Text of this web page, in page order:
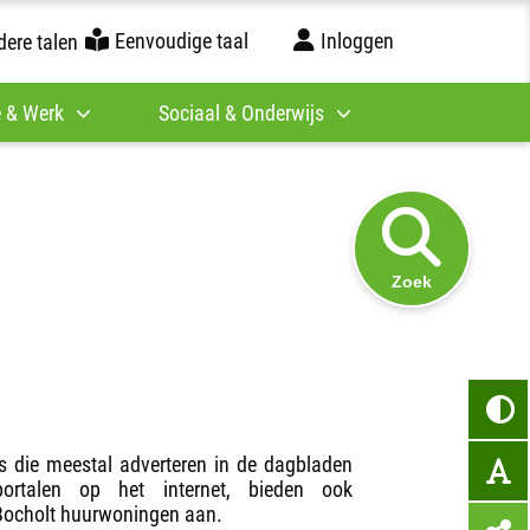
talen Eenvoudige taal Inloggen
Werk Sociaal & Onderwijs
Zoek
die meestal adverteren in de dagbladen
op het internet, bieden ook
huurwoningen aan.